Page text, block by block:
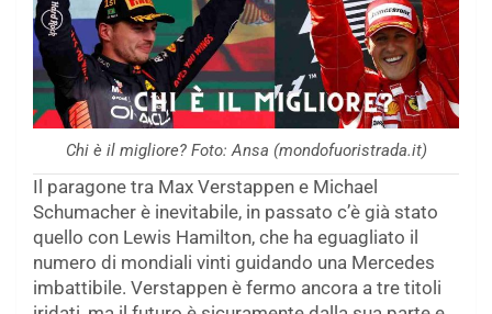
Chi è il migliore? Foto: Ansa (mondofuoristrada.it)
Il paragone tra Max Verstappen e Michael
Schumacher è inevitabile, in passato c’è già stato
quello con Lewis Hamilton, che ha eguagliato il
numero di mondiali vinti guidando una Mercedes
imbattibile. Verstappen è fermo ancora a tre titoli